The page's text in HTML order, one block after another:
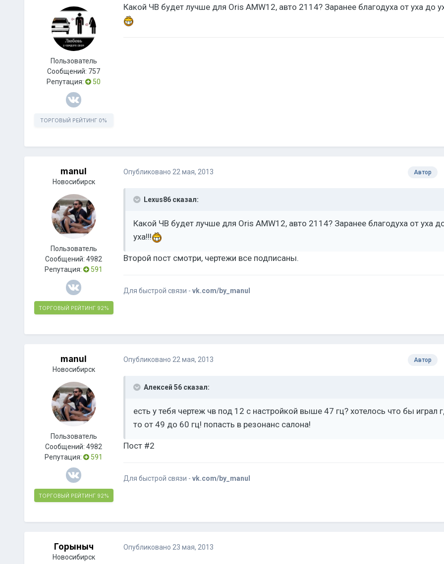
Пользователь
Сообщений: 757
Репутация:
50
ТОРГОВЫЙ РЕЙТИНГ 0%
Какой ЧВ будет лучше для Oris AMW12, авто 2114? Заранее благодуха от уха до
manul
Новосибирск
Пользователь
Сообщений:4982
Репутация:
591
ТОРГОВЫЙ РЕЙТИНГ 92%
Автор
Опубликовано 22 мая, 2013
Lexus86 сказал:
Какой ЧВ будет лучше для Oris AMW12, авто 2114? Заранее благодуха от уха
уха!!!
Второй пост смотри, чертежи все подписаны.
Для быстрой связи - vk.com/by_manul
manul
Новосибирск
Пользователь
Сообщений:4982
Репутация:
591
ТОРГОВЫЙ РЕЙТИНГ 92%
Автор
Опубликовано 22 мая, 2013
Алексей 56 сказал:
есть у тебя чертеж чв под 12 с настройкой выше 47 гц? хотелось что бы играл
то от 49 до 60 гц! попасть в резонанс салона!
Пост #2
Для быстрой связи - vk.com/by_manul
Горыныч
Новосибирск
Опубликовано 23 мая, 2013